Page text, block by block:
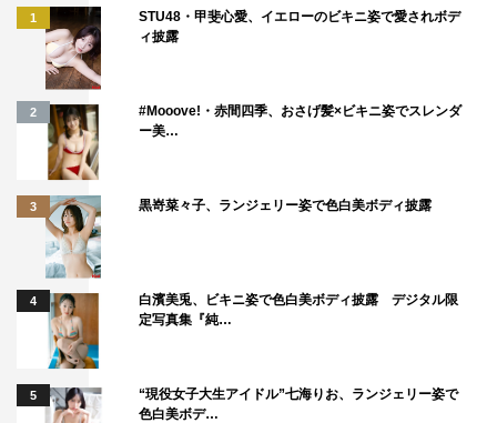
る人気ゲーム『バイオハザード』最新作の主人公の声優を
務めたことを明かす。
カプコンでは、主人公に貫地谷を“大抜擢”した理由が担当
者から語られる。さらに、バラエティ初潜入となる最新の
ゲーム開発現場など、普段は見られない裏側を見学。大人
の社会見学ならではの光景に、浜田は「見たことある！」
「すげえ！」と少年のような顔で驚きの声を連発する。
予告動画
1
STU48・甲斐心愛、イエローのビキニ姿で愛されボデ
ィ披露
2
#Mooove!・赤間四季、おさげ髪×ビキニ姿でスレンダ
ー美…
3 黒嵜菜々子、ランジェリー姿で色白美ボディ披露
4
白濱美兎、ビキニ姿で色白美ボディ披露 デジタル限
定写真集『純…
5
“現役女子大生アイドル”七海りお、ランジェリー姿で
色白美ボデ…